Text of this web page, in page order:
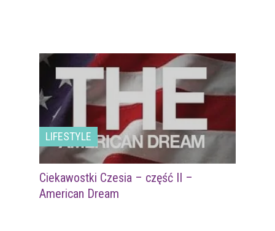
LIFESTYLE
Ciekawostki Czesia – część II –
American Dream